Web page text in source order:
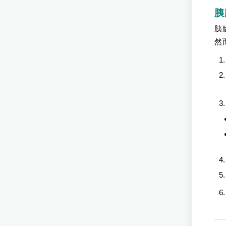
胰
然